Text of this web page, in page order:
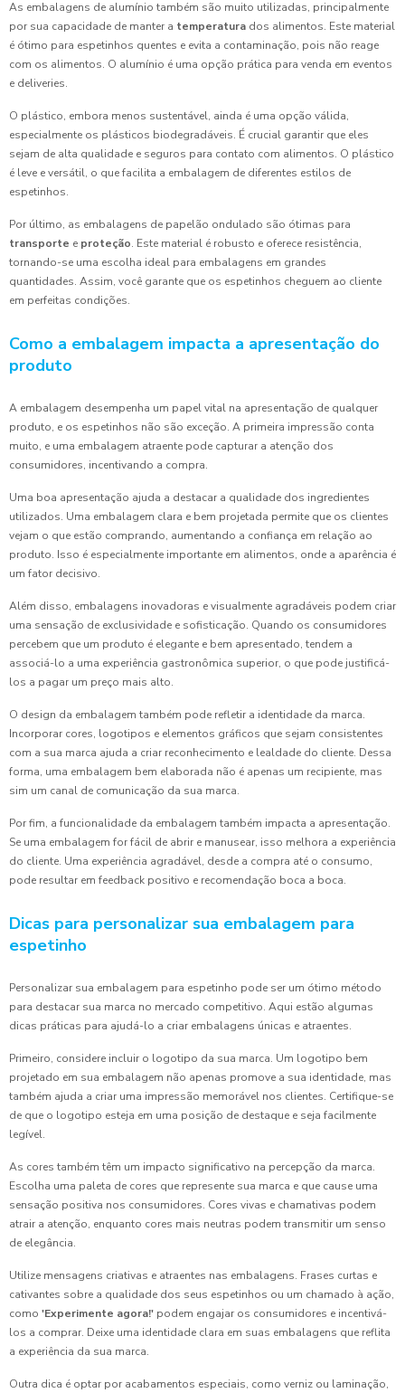
As embalagens de alumínio também são muito utilizadas, principalmente
por sua capacidade de manter a temperatura dos alimentos. Este material
é ótimo para espetinhos quentes e evita a contaminação, pois não reage
com os alimentos. O alumínio é uma opção prática para venda em eventos
e deliveries.
O plástico, embora menos sustentável, ainda é uma opção válida,
especialmente os plásticos biodegradáveis. É crucial garantir que eles
sejam de alta qualidade e seguros para contato com alimentos. O plástico
é leve e versátil, o que facilita a embalagem de diferentes estilos de
espetinhos.
Por último, as embalagens de papelão ondulado são ótimas para
transporte e proteção. Este material é robusto e oferece resistência,
tornando-se uma escolha ideal para embalagens em grandes
quantidades. Assim, você garante que os espetinhos cheguem ao cliente
em perfeitas condições.
Como a embalagem impacta a apresentação do
produto
A embalagem desempenha um papel vital na apresentação de qualquer
produto, e os espetinhos não são exceção. A primeira impressão conta
muito, e uma embalagem atraente pode capturar a atenção dos
consumidores, incentivando a compra.
Uma boa apresentação ajuda a destacar a qualidade dos ingredientes
utilizados. Uma embalagem clara e bem projetada permite que os clientes
vejam o que estão comprando, aumentando a confiança em relação ao
produto. Isso é especialmente importante em alimentos, onde a aparência é
um fator decisivo.
Além disso, embalagens inovadoras e visualmente agradáveis podem criar
uma sensação de exclusividade e sofisticação. Quando os consumidores
percebem que um produto é elegante e bem apresentado, tendem a
associá-lo a uma experiência gastronômica superior, o que pode justificá-
los a pagar um preço mais alto.
O design da embalagem também pode refletir a identidade da marca.
Incorporar cores, logotipos e elementos gráficos que sejam consistentes
com a sua marca ajuda a criar reconhecimento e lealdade do cliente. Dessa
forma, uma embalagem bem elaborada não é apenas um recipiente, mas
sim um canal de comunicação da sua marca.
Por fim, a funcionalidade da embalagem também impacta a apresentação.
Se uma embalagem for fácil de abrir e manusear, isso melhora a experiência
do cliente. Uma experiência agradável, desde a compra até o consumo,
pode resultar em feedback positivo e recomendação boca a boca.
Dicas para personalizar sua embalagem para
espetinho
Personalizar sua embalagem para espetinho pode ser um ótimo método
para destacar sua marca no mercado competitivo. Aqui estão algumas
dicas práticas para ajudá-lo a criar embalagens únicas e atraentes.
Primeiro, considere incluir o logotipo da sua marca. Um logotipo bem
projetado em sua embalagem não apenas promove a sua identidade, mas
também ajuda a criar uma impressão memorável nos clientes. Certifique-se
de que o logotipo esteja em uma posição de destaque e seja facilmente
legível.
As cores também têm um impacto significativo na percepção da marca.
Escolha uma paleta de cores que represente sua marca e que cause uma
sensação positiva nos consumidores. Cores vivas e chamativas podem
atrair a atenção, enquanto cores mais neutras podem transmitir um senso
de elegância.
Utilize mensagens criativas e atraentes nas embalagens. Frases curtas e
cativantes sobre a qualidade dos seus espetinhos ou um chamado à ação,
como 'Experimente agora!' podem engajar os consumidores e incentivá-
los a comprar. Deixe uma identidade clara em suas embalagens que reflita
a experiência da sua marca.
Outra dica é optar por acabamentos especiais, como verniz ou laminação,